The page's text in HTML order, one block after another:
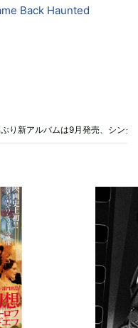
Back Haunted
り新アルバムは9月発売、シング